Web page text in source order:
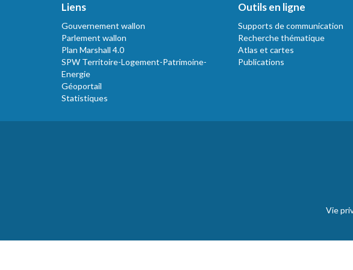
Liens
Gouvernement wallon
Parlement wallon
Plan Marshall 4.0
SPW Territoire-Logement-Patrimoine-
Energie
Géoportail
Statistiques
Outils en ligne
Supports de communication
Recherche thématique
Atlas et cartes
Publications
Vie